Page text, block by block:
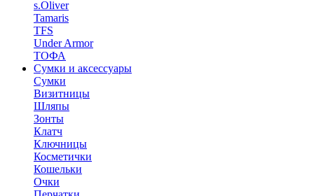
s.Oliver
Tamaris
TFS
Under Armor
ТОФА
Сумки и аксессуары
Сумки
Визитницы
Шляпы
Зонты
Клатч
Ключницы
Косметички
Кошельки
Очки